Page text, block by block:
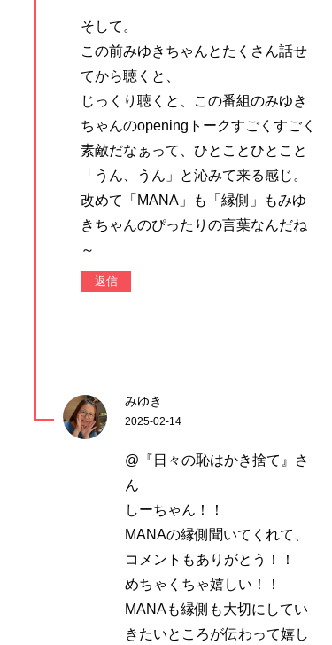
そして。
この前みゆきちゃんとたくさん話せ
てから聴くと、
じっくり聴くと、この番組のみゆき
ちゃんのopeningトークすごくすごく
素敵だなぁって、ひとことひとこと
「うん、うん」と沁みて来る感じ。
改めて「MANA」も「縁側」もみゆ
きちゃんのぴったりの言葉なんだね
～
返信
みゆき
2025-02-14
@『日々の恥はかき捨て』さ
ん
しーちゃん！！
MANAの縁側聞いてくれて、
コメントもありがとう！！
めちゃくちゃ嬉しい！！
MANAも縁側も大切にしてい
きたいところが伝わって嬉し